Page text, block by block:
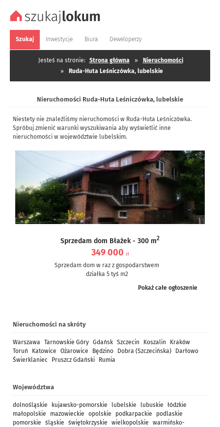
Szukaj Inwestycje Biura Deweloperzy
Jesteś na stronie: Strona główna »
Nieruchomości
»
Ruda-Huta Leśniczówka, lubelskie
Nieruchomości Ruda-Huta Leśniczówka, lubelskie
Niestety nie znaleźliśmy nieruchomości w Ruda-Huta Leśniczówka.
Spróbuj zmienić warunki wyszukiwania aby wyświetlić inne
nieruchomości w województwie lubelskim.
Sprzedam dom Błażek - 300 m2
349 000 zł
Sprzedam dom w raz z gospodarstwem
działka 5 tyś m2
Pokaż całe ogłoszenie
Nieruchomości na skróty
Warszawa Tarnowskie Góry Gdańsk Szczecin Koszalin
Kraków
Toruń
Katowice Ożarowice Będzino Dobra (Szczecińska)
Darłowo
Świerklaniec
Pruszcz Gdański Rumia
Województwa
dolnośląskie kujawsko-pomorskie lubelskie lubuskie
łódzkie
małopolskie
mazowieckie opolskie podkarpackie
podlaskie
pomorskie
śląskie świętokrzyskie wielkopolskie
warmińsko-